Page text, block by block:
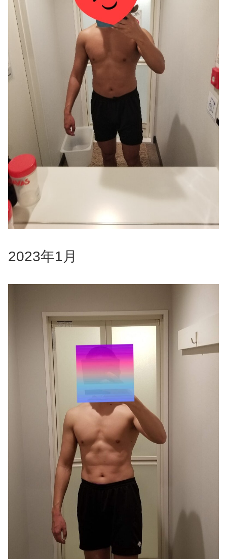
2023年1月